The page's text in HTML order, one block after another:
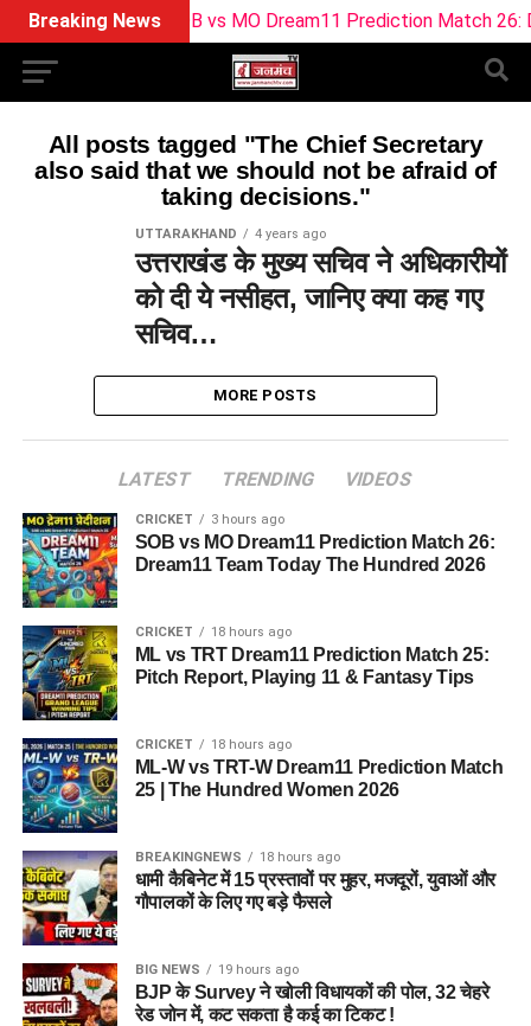
Breaking NewsSOB vs MO Dream11 Prediction Match 26:
All posts tagged "The Chief Secretary
also said that we should not be afraid of
taking decisions."
UTTARAKHAND 4 years ago
उत्तराखंड के मुख्य सचिव ने अधिकारीयों
को दी ये नसीहत, जानिए क्या कह गए
सचिव…
MORE POSTS
LATEST TRENDING VIDEOS
CRICKET 3 hours ago
SOB vs MO Dream11 Prediction Match 26:
Dream11 Team Today The Hundred 2026
CRICKET 18 hours ago
ML vs TRT Dream11 Prediction Match 25:
Pitch Report, Playing 11 & Fantasy Tips
CRICKET 18 hours ago
ML-W vs TRT-W Dream11 Prediction Match
25 | The Hundred Women 2026
BREAKINGNEWS 18 hours ago
धामी कैबिनेट में 15 प्रस्तावों पर मुहर, मजदूरों, युवाओं और
गौपालकों के लिए गए बड़े फैसले
BIG NEWS 19 hours ago
BJP के Survey ने खोली विधायकों की पोल, 32 चेहरे
रेड जोन में, कट सकता है कई का टिकट !